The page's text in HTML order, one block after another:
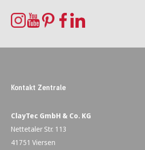
Kontakt Zentrale
ClayTec GmbH & Co. KG
Nettetaler Str. 113
41751 Viersen